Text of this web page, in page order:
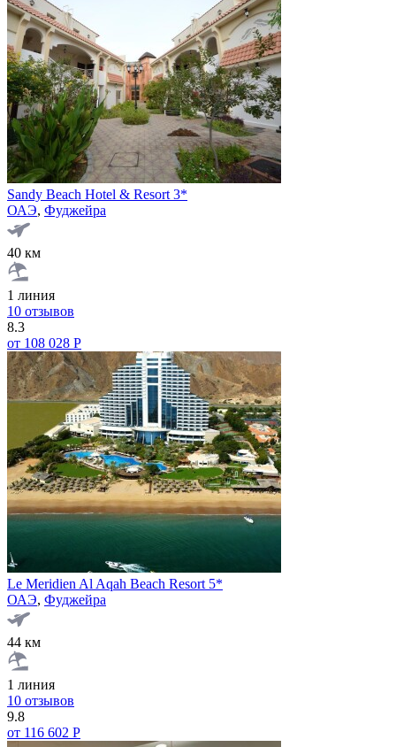
Sandy Beach Hotel & Resort 3*
ОАЭ, Фуджейра
40 км
1 линия
10 отзывов
8.3
от 108 028 Р
Le Meridien Al Aqah Beach Resort 5*
ОАЭ, Фуджейра
44 км
1 линия
10 отзывов
9.8
от 116 602 Р